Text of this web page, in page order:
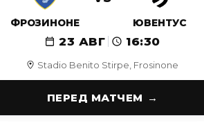
Stadio Benito Stirpe, Frosinone
ФРОЗИНОНЕ ЮВЕНТУС
23 АВГ 16:30
ПЕРЕД МАТЧЕМ